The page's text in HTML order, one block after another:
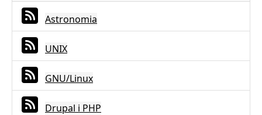
Astronomia
UNIX
GNU/Linux
Drupal i PHP